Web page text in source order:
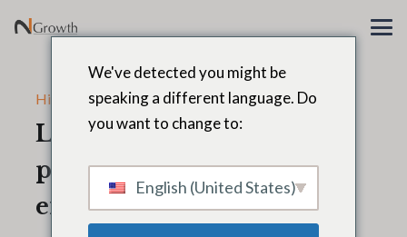
Histórias de posicionamento de liderança
Líderes excepcionais
produzir resultados
excepcionais
We've detected you might be
speaking a different language. Do
you want to change to:
English (United States)